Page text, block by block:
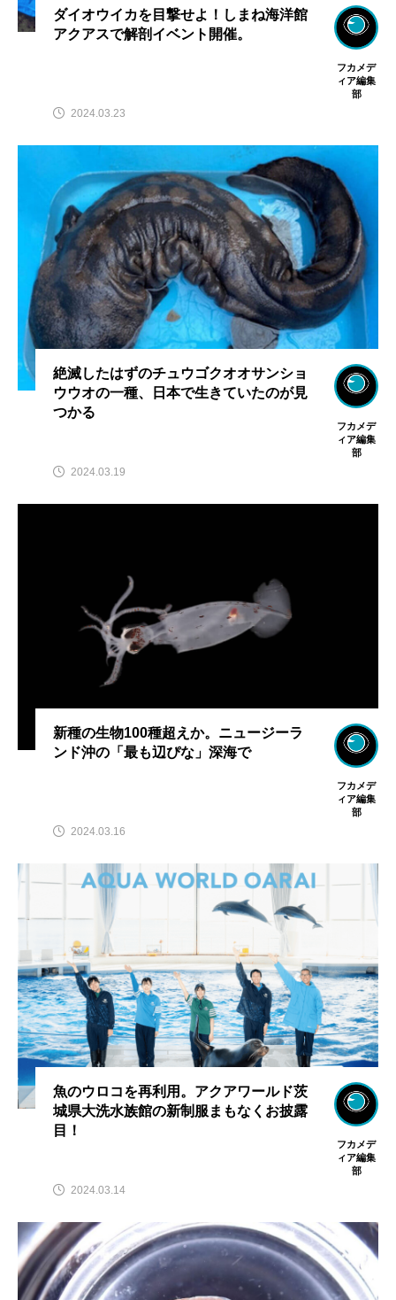
ダイオウイカを目撃せよ！しまね海洋館
アクアスで解剖イベント開催。
フカメデ
ィア編集
部
2024.03.23
絶滅したはずのチュウゴクオオサンショ
ウウオの一種、日本で生きていたのが見
つかる
フカメデ
ィア編集
部
2024.03.19
新種の生物100種超えか。ニュージーラ
ンド沖の「最も辺ぴな」深海で
フカメデ
ィア編集
部
2024.03.16
魚のウロコを再利用。アクアワールド茨
城県大洗水族館の新制服まもなくお披露
目！
フカメデ
ィア編集
部
2024.03.14